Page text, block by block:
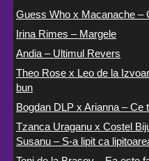
Guess Who x Macanache –
Irina Rimes – Margele
Andia – Ultimul Revers
Theo Rose x Leo de la
bun
Bogdan DLP x Arianna – Ce
Tzanca Uraganu x Costel
Susanu – S-a lipit ca